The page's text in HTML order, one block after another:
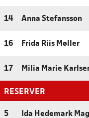
14 Anna Stefansson
16 Frida Riis Møller
17 Milia Marie
RESERVER
5 Ida Hedemark